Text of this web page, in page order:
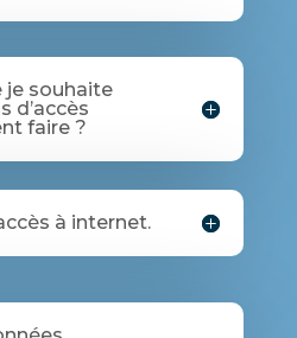
je souhaite
d’accès
faire ?
à internet.